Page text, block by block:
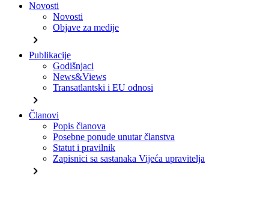
Novosti
Novosti
Objave za medije
chevron_right
Publikacije
Godišnjaci
News&Views
Transatlantski i EU odnosi
chevron_right
Članovi
Popis članova
Posebne ponude unutar članstva
Statut i pravilnik
Zapisnici sa sastanaka Vijeća upravitelja
chevron_right